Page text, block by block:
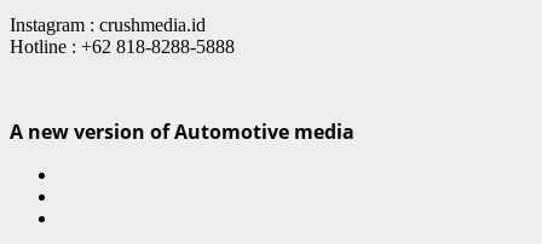
Instagram : crushmedia.id
Hotline : +62 818-8288-5888
A new version of Automotive media